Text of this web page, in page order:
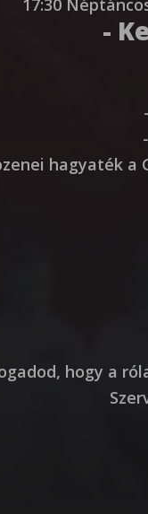
17:30
-
hagyaték
hogy a